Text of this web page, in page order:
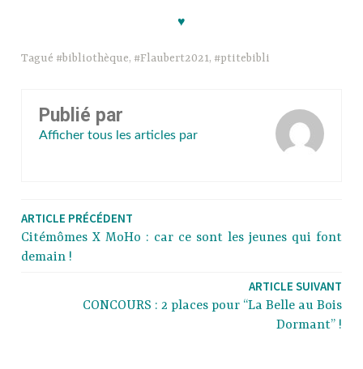
♥
Tagué #bibliothèque, #Flaubert2021, #ptitebibli
Publié par
Afficher tous les articles par
ARTICLE PRÉCÉDENT
Citémômes X MoHo : car ce sont les jeunes qui font
demain !
ARTICLE SUIVANT
CONCOURS : 2 places pour “La Belle au Bois
Dormant” !